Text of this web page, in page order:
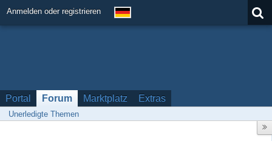
Anmelden oder registrieren
Portal Forum Marktplatz Extras
Unerledigte Themen